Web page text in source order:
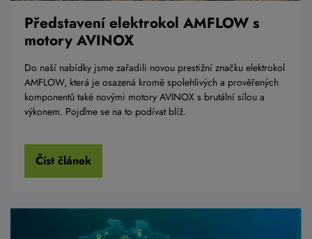
Představení elektrokol AMFLOW s
motory AVINOX
Do naší nabídky jsme zařadili novou prestižní značku elektrokol
AMFLOW, která je osazená kromě spolehlivých a prověřených
komponentů také novými motory AVINOX s brutální sílou a
výkonem. Pojďme se na to podívat blíž.
Číst článek